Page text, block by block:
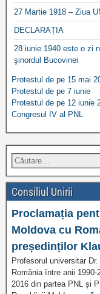
27 Martie 1918 – Ziua
DECLARAȚIA
28 iunie 1940 este o zi
şinordul Bucovinei
Protestul de pe 15 mai
Protestul de pe 7 iunie
Protestul de pe 12 iunie
Congresul IV al PNL
Consiliul Unirii
Proclamația
Moldova cu
președinților
Profesorul universitar
România între anii
2016 din partea PNL și